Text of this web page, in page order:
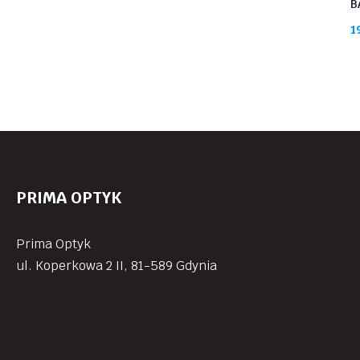
PRIMA OPTYK
Prima Optyk
ul. Koperkowa 2 II, 81-589 Gdynia